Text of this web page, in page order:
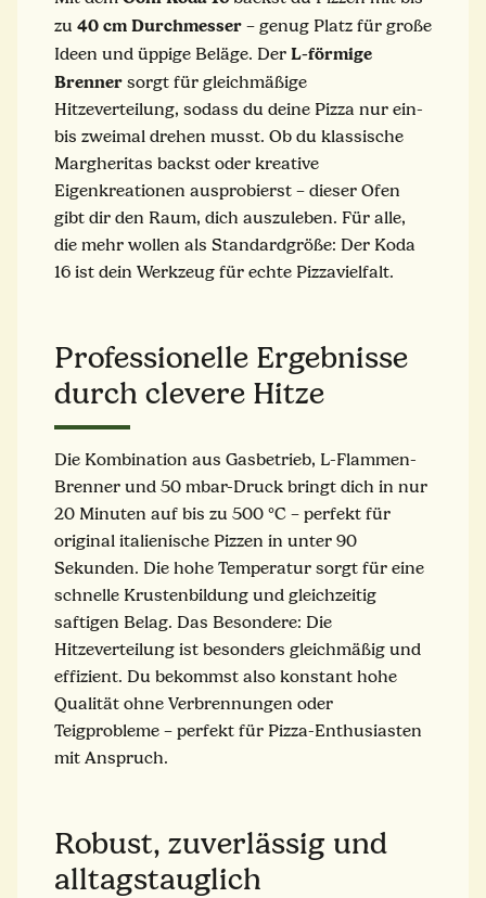
zu 40 cm Durchmesser – genug Platz für große
Ideen und üppige Beläge. Der L-förmige
Brenner sorgt für gleichmäßige
Hitzeverteilung, sodass du deine Pizza nur ein-
bis zweimal drehen musst. Ob du klassische
Margheritas backst oder kreative
Eigenkreationen ausprobierst – dieser Ofen
gibt dir den Raum, dich auszuleben. Für alle,
die mehr wollen als Standardgröße: Der Koda
16 ist dein Werkzeug für echte Pizzavielfalt.
Professionelle Ergebnisse
durch clevere Hitze
Die Kombination aus Gasbetrieb, L-Flammen-
Brenner und 50 mbar-Druck bringt dich in nur
20 Minuten auf bis zu 500 °C – perfekt für
original italienische Pizzen in unter 90
Sekunden. Die hohe Temperatur sorgt für eine
schnelle Krustenbildung und gleichzeitig
saftigen Belag. Das Besondere: Die
Hitzeverteilung ist besonders gleichmäßig und
effizient. Du bekommst also konstant hohe
Qualität ohne Verbrennungen oder
Teigprobleme – perfekt für Pizza-Enthusiasten
mit Anspruch.
Robust, zuverlässig und
alltagstauglich